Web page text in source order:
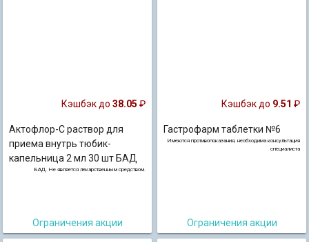
Кэшбэк до 38.05 ₽
Актофлор-С раствор для
приема внутрь тюбик-
капельница 2 мл 30 шт БАД
БАД. Не является лекарственным средством.
Ограничения акции
Кэшбэк до 9.51 ₽
Гастрофарм таблетки №6
Имеются противопоказания, необходима консультация
специалиста
Ограничения акции